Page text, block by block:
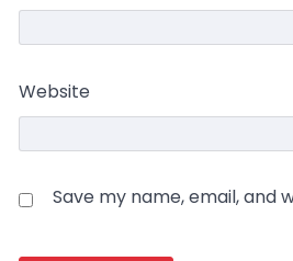
Website
Save my name, email, and